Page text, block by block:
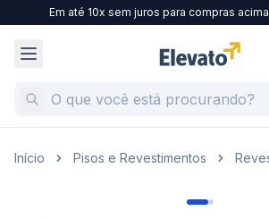
Em até 10x sem juros para compras
Início Pisos e Revestimentos